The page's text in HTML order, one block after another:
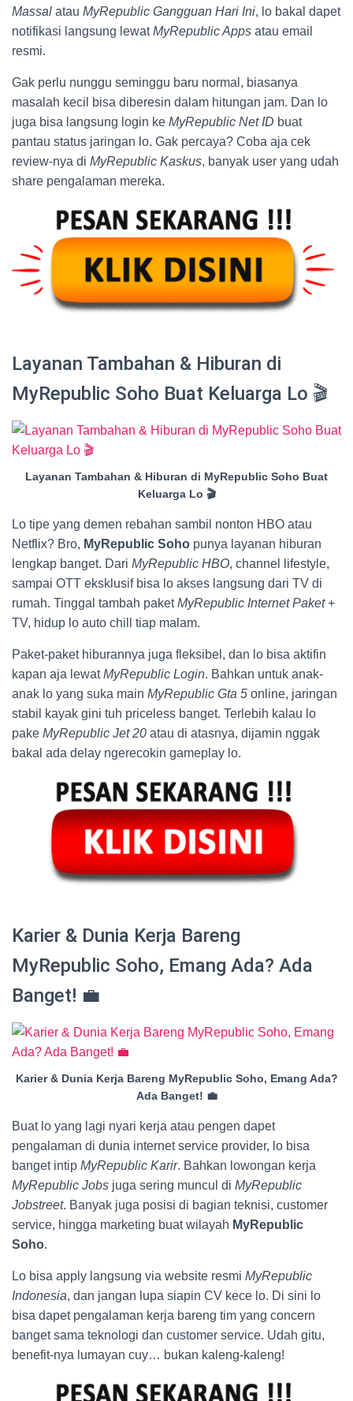
Massal atau MyRepublic Gangguan Hari Ini, lo bakal dapet
notifikasi langsung lewatMyRepublic Apps atau email
resmi.
Gak perlu nunggu seminggu baru normal, biasanya
masalah kecil bisa diberesin dalam hitungan jam. Dan lo
juga bisa langsung login ke MyRepublic Net ID buat
pantau status jaringan lo. Gak percaya? Coba aja cek
review-nya di MyRepublic Kaskus, banyak user yang udah
share pengalaman mereka.
Layanan Tambahan & Hiburan di
MyRepublic Soho Buat Keluarga Lo 🎬
Layanan Tambahan & Hiburan di MyRepublic Soho Buat
Keluarga Lo 🎬
Lo tipe yang demen rebahan sambil nonton HBO atau
Netflix? Bro, MyRepublic Soho punya layanan hiburan
lengkap banget. Dari MyRepublic HBO, channel lifestyle,
sampai OTT eksklusif bisa lo akses langsung dari TV di
rumah. Tinggal tambah paketMyRepublic Internet Paket+
TV, hidup lo auto chill tiap malam.
Paket-paket hiburannya juga fleksibel, dan lo bisa aktifin
kapan aja lewatMyRepublic Login. Bahkan untuk anak-
anak lo yang suka main MyRepublic Gta 5 online, jaringan
stabil kayak gini tuh priceless banget. Terlebih kalau lo
pake MyRepublic Jet 20 atau di atasnya, dijamin nggak
bakal ada delay ngerecokin gameplay lo.
Karier & Dunia Kerja Bareng
MyRepublic Soho, Emang Ada? Ada
Banget! 💼
Karier & Dunia Kerja Bareng MyRepublic Soho, Emang Ada?
Ada Banget! 💼
Buat lo yang lagi nyari kerja atau pengen dapet
pengalaman di dunia internet service provider, lo bisa
banget intip MyRepublic Karir. Bahkan lowongan kerja
MyRepublic Jobs juga sering muncul di MyRepublic
Jobstreet. Banyak juga posisi di bagian teknisi, customer
service, hingga marketing buat wilayah MyRepublic
Soho.
Lo bisa apply langsung via website resmi MyRepublic
Indonesia, dan jangan lupa siapin CV kece lo. Di sini lo
bisa dapet pengalaman kerja bareng tim yang concern
banget sama teknologi dan customer service. Udah gitu,
benefit-nya lumayan cuy… bukan kaleng-kaleng!